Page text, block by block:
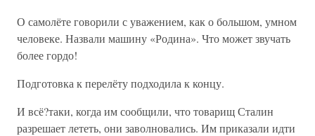
О самолёте говорили с уважением, как о большом, умном
человеке. Назвали машину «Родина». Что может звучать
более гордо!
Подготовка к перелёту подходила к концу.
И всё?таки, когда им сообщили, что товарищ Сталин
разрешает лететь, они заволновались. Им приказали идти